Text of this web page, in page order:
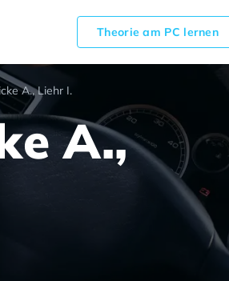
Theorie am PC lernen
A., Liehr I.
A.,